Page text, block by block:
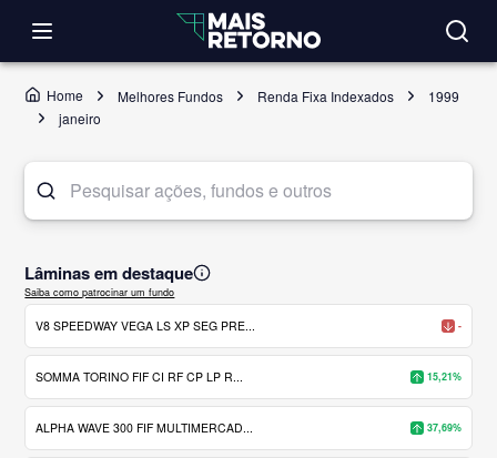
Home Melhores Fundos Renda Fixa Indexados
1999
janeiro
Lâminas em destaque
Saiba como patrocinar um fundo
V8 SPEEDWAY VEGA LS XP SEG PRE... -
SOMMA TORINO FIF CI RF CP LP R... 15,21%
ALPHA WAVE 300 FIF MULTIMERCAD... 37,69%